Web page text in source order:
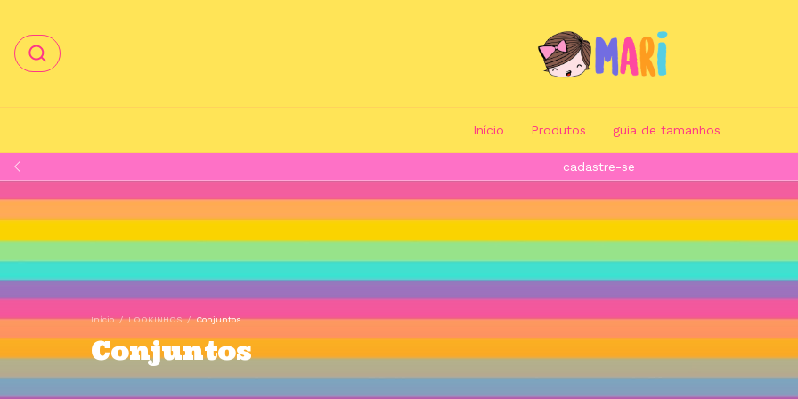
cadastre-se
Início Produtos guia de tamanhos
Início / LOOKINHOS / Conjuntos
Conjuntos